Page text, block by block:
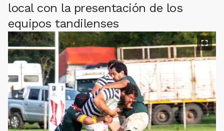
local con la presentación de los
equipos tandilenses